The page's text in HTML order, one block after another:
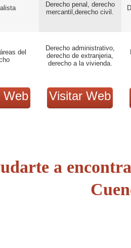
del
Web
Derecho penal, derecho
mercantil,derecho civil.
Derecho administrativo,
derecho de extranjeria,
derecho a la vivienda.
Visitar Web
a